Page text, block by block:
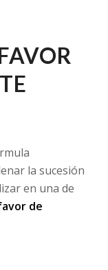
la sucesión
en una de
de